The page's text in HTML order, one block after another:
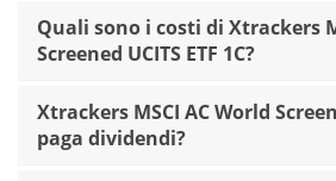
Quali sono i costi di Xtrackers
Screened UCITS ETF 1C?
Xtrackers MSCI AC World
paga dividendi?